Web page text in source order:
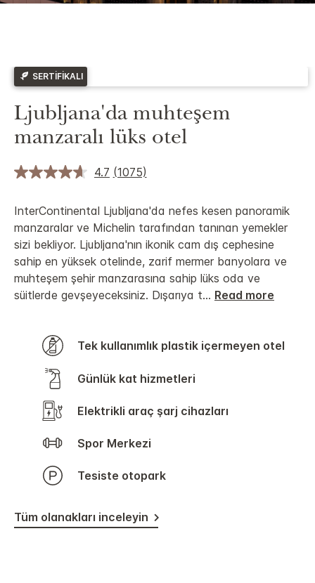
SERTIFIKALI
Ljubljana'da muhteşem
manzaralı lüks otel
4.7 (1075)
InterContinental Ljubljana'da nefes kesen panoramik
manzaralar ve Michelin tarafından tanınan yemekler
sizi bekliyor. Ljubljana'nın ikonik cam dış cephesine
sahip en yüksek otelinde, zarif mermer banyolara ve
muhteşem şehir manzarasına sahip lüks oda ve
süitlerde gevşeyeceksiniz. Dışarıya t... Read more
Tek kullanımlık plastik içermeyen otel
Günlük kat hizmetleri
Elektrikli araç şarj cihazları
Spor Merkezi
Tesiste otopark
Tüm olanakları inceleyin